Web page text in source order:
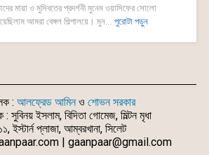
মায়া ও মুসিবতের প্রদর্শনী মুনেম ওয়াসিফের সোলো
আমরা বেঙ্গল শিল্পালয়ে। মুন... পুরোটা পড়ুন
: আলফ্রেড আমিনও শোভন সরকার
: সুবিনয় ইসলাম, বিদিতা গোমেজ, মিল্টন মৃধা
ইস্টার্ন প্লাজা, আম্বরখানা, সিলেট
| gaanpaar@gmail.com